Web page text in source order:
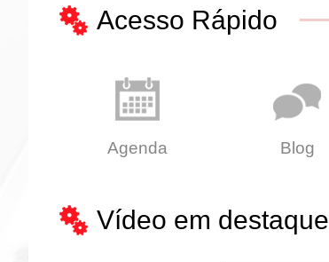
Acesso Rápido
Agenda Blog
Vídeo em destaque